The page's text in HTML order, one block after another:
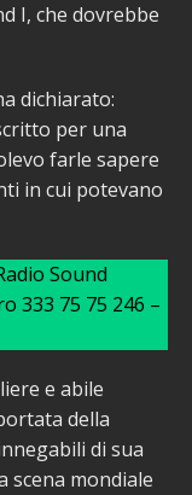
I, che dovrebbe
dichiarato:
per una
farle sapere
in cui potevano
Sound
333 75 75 246 –
e abile
della
di sua
scena mondiale